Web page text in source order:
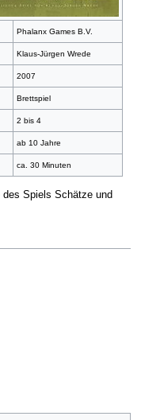
Phalanx Games B.V.
Klaus-Jürgen Wrede
2007
Brettspiel
2 bis 4
ab 10 Jahre
ca. 30 Minuten
Spiels Schätze und